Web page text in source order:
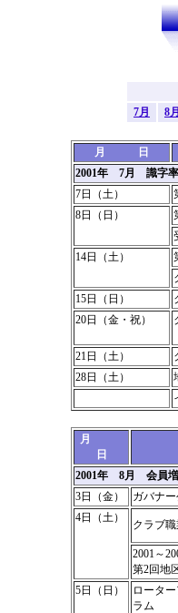
7月
8月
月 日
2001年 7月 識字率
7日（土）
8日（日）
14日（土）
15日（日）
20日（金・祝）
21日（土）
28日（土）
月
日
2001年 8月 会員増
3日（金）
ガバナ
4日（土）
クラブ
2001～
第2回地
5日（日）
ロータ
ラム